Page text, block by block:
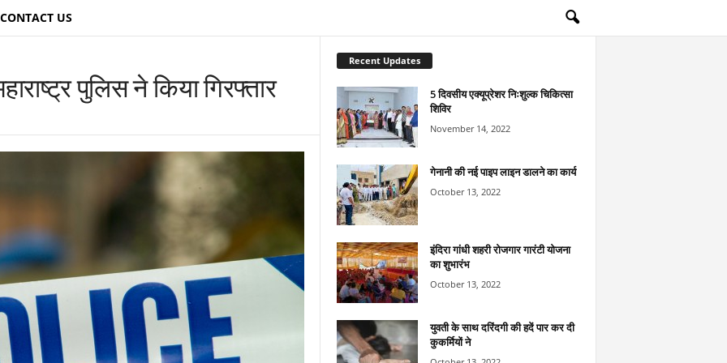
CONTACT US
पुलिस ने किया गिरफ्तार
Recent Updates
5 दिवसीय एक्यूप्रेशर निःशुल्क चिकित्सा
शिविर
November 14, 2022
गेनानी की नई पाइप लाइन डालने का कार्य
October 13, 2022
इंदिरा गांधी शहरी रोजगार गारंटी योजना
का शुभारंभ
October 13, 2022
युवती के साथ दरिंदगी की हदें पार कर दी
कुकर्मियों ने